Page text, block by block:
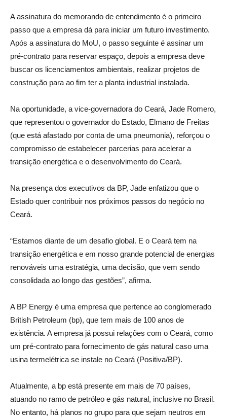
A assinatura do memorando de entendimento é o primeiro
passo que a empresa dá para iniciar um futuro investimento.
Após a assinatura do MoU, o passo seguinte é assinar um
pré-contrato para reservar espaço, depois a empresa deve
buscar os licenciamentos ambientais, realizar projetos de
construção para ao fim ter a planta industrial instalada.
Na oportunidade, a vice-governadora do Ceará, Jade Romero,
que representou o governador do Estado, Elmano de Freitas
(que está afastado por conta de uma pneumonia), reforçou o
compromisso de estabelecer parcerias para acelerar a
transição energética e o desenvolvimento do Ceará.
Na presença dos executivos da BP, Jade enfatizou que o
Estado quer contribuir nos próximos passos do negócio no
Ceará.
“Estamos diante de um desafio global. E o Ceará tem na
transição energética e em nosso grande potencial de energias
renováveis uma estratégia, uma decisão, que vem sendo
consolidada ao longo das gestões”, afirma.
A BP Energy é uma empresa que pertence ao conglomerado
British Petroleum (bp), que tem mais de 100 anos de
existência. A empresa já possui relações com o Ceará, como
um pré-contrato para fornecimento de gás natural caso uma
usina termelétrica se instale no Ceará (Positiva/BP).
Atualmente, a bp está presente em mais de 70 países,
atuando no ramo de petróleo e gás natural, inclusive no Brasil.
No entanto, há planos no grupo para que sejam neutros em